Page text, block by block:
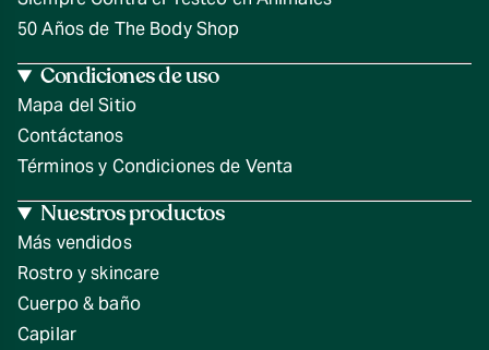
50 Años de The Body Shop
Condiciones de uso
Mapa del Sitio
Contáctanos
Términos y Condiciones de Venta
Nuestros productos
Más vendidos
Rostro y skincare
Cuerpo & baño
Capilar